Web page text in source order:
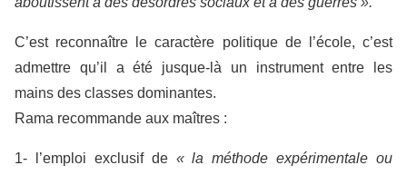
C’est reconnaître le caractère politique de l’école, c’est
admettre qu’il a été jusque-là un instrument entre les
mains des classes dominantes.
Rama recommande aux maîtres :
1- l’emploi exclusif de « la méthode expérimentale ou